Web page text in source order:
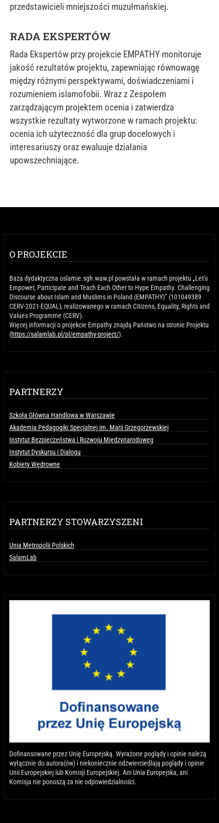
przedstawicieli mniejszości muzułmańskiej.
RADA EKSPERTÓW
Rada Ekspertów przy projekcie EMPATHY monitoruje
jakość rezultatów projektu, zapewniając równowagę
między różnymi perspektywami, doświadczeniami i
rozumieniem islamofobii. Wraz z Zespołem
zarządzającym projektem ocenia i zatwierdza
wszystkie rezultaty wytworzone w ramach projektu:
ocenia ich użyteczność dla grup docelowych i
interesariuszy oraz ewaluuje działania
upowszechniające.
O PROJEKCIE
Baza dydaktyczna oslamie.sgh.waw.pl powstała w ramach projektu „Let’s
Empower, Participate and Teach Each Other to Hype Empathy. Challenging
Discourse about Islam and Muslims in Poland (EMPATHY)” (101049389
CERV-2021-EQUAL), realizowanego w ramach Citizens, Equality, Rights and
Values Programme (CERV).
Więcej informacji o projekcie Empathy znajdą Państwo na stronie Projektu
(https://salamlab.pl/pl/empathy-project/).
PARTNERZY
Szkoła Główna Handlowa w Warszawie
Akademia Pedagogiki Specjalnej im. Marii Grzegorzewskiej
Instytut Bezpieczeństwa i Rozwoju Międzynarodoweg
Instytut Dyskursu i Dialogu
Kobiety Wędrowne
PARTNERZY STOWARZYSZENI
Unia Metropolii Polskich
SalamLab
Dofinansowane przez Unię Europejską. Wyrażone poglądy i opinie należą
wyłącznie do autora(ów) i niekoniecznie odzwierciedlają poglądy i opinie
Unii Europejskiej lub Komisji Europejskiej. Ani Unia Europejska, ani
Komisja nie ponoszą za nie odpowiedzialności.